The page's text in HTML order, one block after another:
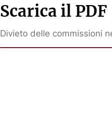
Scarica il PDF
Divieto delle commissioni